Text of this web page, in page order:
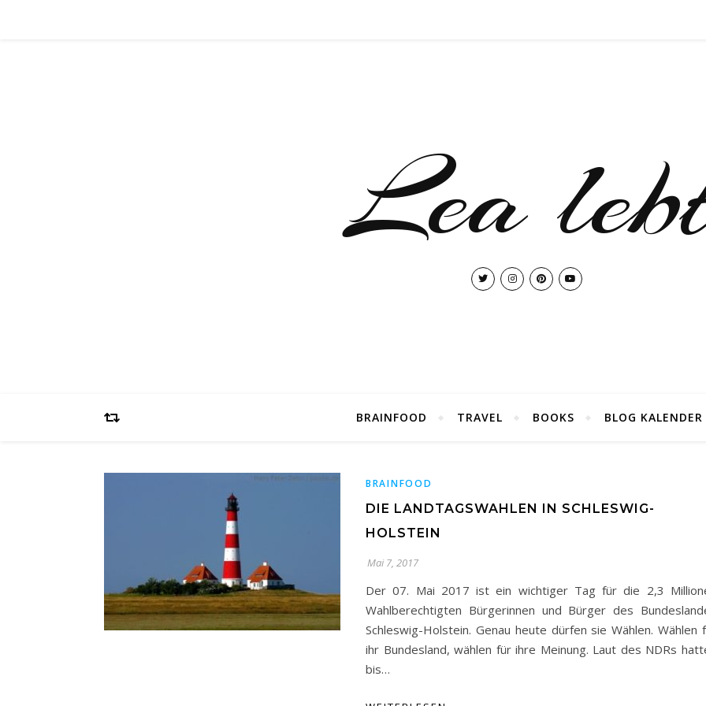
Lea
BRAINFOOD TRAVEL BOOKS BLOG KALENDER
BRAINFOOD
DIE LANDTAGSWAHLEN IN SCHLESWIG-
HOLSTEIN
Mai 7, 2017
Der 07. Mai 2017 ist ein wichtiger Tag für die 2,3
Wahlberechtigten Bürgerinnen und Bürger des
Schleswig-Holstein. Genau heute dürfen sie Wählen. Wählen
ihr Bundesland, wählen für ihre Meinung. Laut des NDRs
bis…